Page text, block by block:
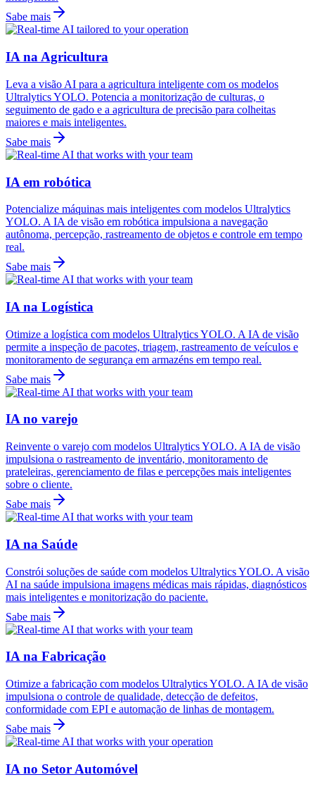
Sabe mais
IA na Agricultura
Leva a visão AI para a agricultura inteligente com os modelos
Ultralytics YOLO. Potencia a monitorização de culturas, o
seguimento de gado e a agricultura de precisão para colheitas
maiores e mais inteligentes.
Sabe mais
IA em robótica
Potencialize máquinas mais inteligentes com modelos Ultralytics
YOLO. A IA de visão em robótica impulsiona a navegação
autônoma, percepção, rastreamento de objetos e controle em tempo
real.
Sabe mais
IA na Logística
Otimize a logística com modelos Ultralytics YOLO. A IA de visão
permite a inspeção de pacotes, triagem, rastreamento de veículos e
monitoramento de segurança em armazéns em tempo real.
Sabe mais
IA no varejo
Reinvente o varejo com modelos Ultralytics YOLO. A IA de visão
impulsiona o rastreamento de inventário, monitoramento de
prateleiras, gerenciamento de filas e percepções mais inteligentes
sobre o cliente.
Sabe mais
IA na Saúde
Constrói soluções de saúde com modelos Ultralytics YOLO. A visão
AI na saúde impulsiona imagens médicas mais rápidas, diagnósticos
mais inteligentes e monitorização do paciente.
Sabe mais
IA na Fabricação
Otimize a fabricação com modelos Ultralytics YOLO. A IA de visão
impulsiona o controle de qualidade, detecção de defeitos,
conformidade com EPI e automação de linhas de montagem.
Sabe mais
IA no Setor Automóvel